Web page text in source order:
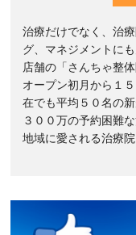
治療だけでなく、治
グ、マネジメントに
店舗の「さんちゃ整
オープン初月から１
在でも平均５０名の
３００万の予約困難
地域に愛される治療